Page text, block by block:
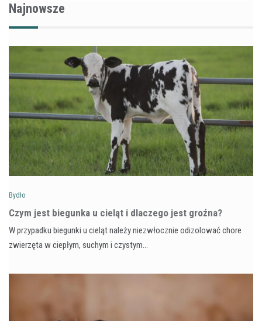
Najnowsze
Bydło
Czym jest biegunka u cieląt i dlaczego jest groźna?
W przypadku biegunki u cieląt należy niezwłocznie odizolować chore
zwierzęta w ciepłym, suchym i czystym…